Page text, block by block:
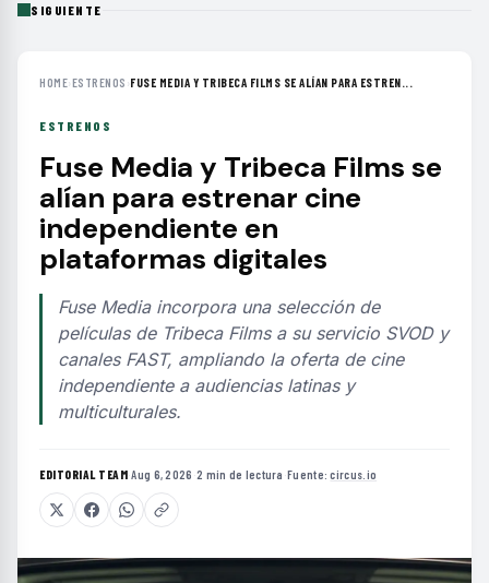
SIGUIENTE
HOME›ESTRENOS ›FUSE MEDIA Y TRIBECA FILMS SE ALÍAN PARA ESTREN...
ESTRENOS
Fuse Media y Tribeca Films se
alían para estrenar cine
independiente en
plataformas digitales
Fuse Media incorpora una selección de
películas de Tribeca Films a su servicio SVOD y
canales FAST, ampliando la oferta de cine
independiente a audiencias latinas y
multiculturales.
EDITORIAL TEAM·Aug 6, 2026 ·2 min de lectura ·Fuente:circus.io